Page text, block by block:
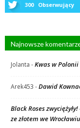
300 Obserwujący
Najnowsze
Jolanta -Kwas w
Arek453 -Dawid
Black Roses
ze złotem we Wrocławiu